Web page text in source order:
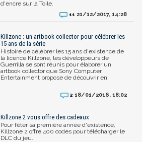
d'encre sur la Toile.
11 21/12/2017, 14:28
Killzone : un artbook collector pour célébrer les
15 ans de la série
Histoire de célébrer les 15 ans d'existence de
la licence Killzone, les développeurs de
Guerrilla se sont réunis pour élaborer un
artbook collector que Sony Computer
Entertainment propose de découvrir en
2 18/01/2016, 18:02
Killzone 2 vous offre des cadeaux
Pour fêter sa première année d'existence,
Killzone 2 offre 400 codes pour télécharger le
DLC du jeu.